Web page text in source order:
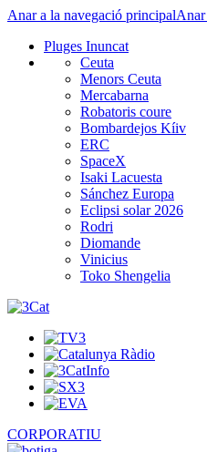
Anar a la navegació principal
Pluges Inuncat
Ceuta
Menors Ceuta
Mercabarna
Robatoris coure
Bombardejos Kíiv
ERC
SpaceX
Isaki Lacuesta
Sánchez Europa
Eclipsi solar 2026
Rodri
Diomande
Vinicius
Toko Shengelia
CORPORATIU